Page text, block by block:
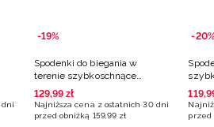
dni
-19%
Spodenki do biegania w
terenie szybkoschnące
damskie - turkusowe
129,99 zł
Najniższa cena z ostatnich 30 dni
przed obniżką 159,99 zł
-20%
119,
przed